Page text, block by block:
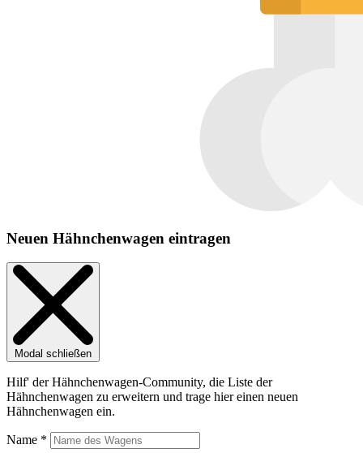
Neuen Hähnchenwagen eintragen
Modal schließen
Hilf' der Hähnchenwagen-Community, die Liste der
Hähnchenwagen zu erweitern und trage hier einen neuen
Hähnchenwagen ein.
Name *